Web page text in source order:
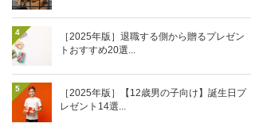
4
［2025年版］退職する側から贈るプレゼン
トおすすめ20選...
5
［2025年版］【12歳男の子向け】誕生日プ
レゼント14選...